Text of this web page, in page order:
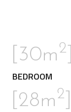
[30m2
BEDROOM
[28m2